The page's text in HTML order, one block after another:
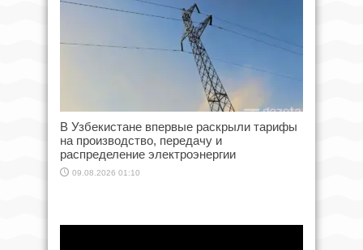
В Узбекистане впервые раскрыли тарифы
на производство, передачу и
распределение электроэнергии
09.08.2026 01:10